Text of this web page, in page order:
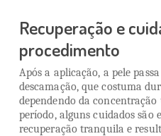
Recuperação e
procedimento
Após a aplicação, a pele
descamação, que costuma
dependendo da
período, alguns cuidados são
recuperação tranquila e